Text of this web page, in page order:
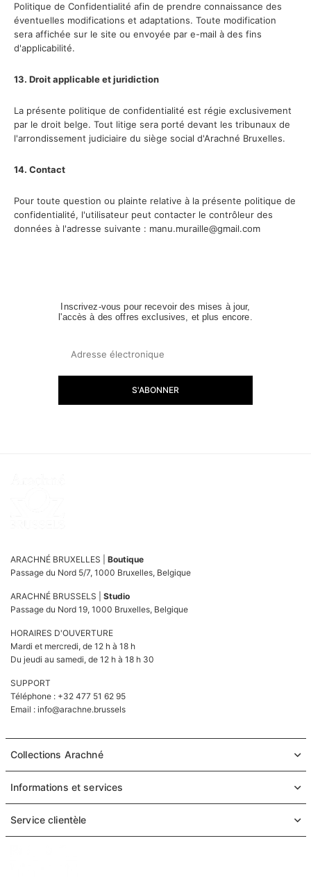
Politique de Confidentialité afin de prendre connaissance des
éventuelles modifications et adaptations. Toute modification
sera affichée sur le site ou envoyée par e-mail à des fins
d'applicabilité.
13. Droit applicable et juridiction
La présente politique de confidentialité est régie exclusivement
par le droit belge. Tout litige sera porté devant les tribunaux de
l'arrondissement judiciaire du siège social d'Arachné Bruxelles.
14. Contact
Pour toute question ou plainte relative à la présente politique de
confidentialité, l'utilisateur peut contacter le contrôleur des
données à l'adresse suivante : manu.muraille@gmail.com
Inscrivez-vous pour recevoir des mises à jour,
l'accès à des offres exclusives, et plus encore.
S'ABONNER
ARACHNÉ BRUXELLES | Boutique
Passage du Nord 5/7, 1000 Bruxelles, Belgique
ARACHNÉ BRUSSELS | Studio
Passage du Nord 19, 1000 Bruxelles, Belgique
HORAIRES D'OUVERTURE
Mardi et mercredi, de 12 h à 18 h
Du jeudi au samedi, de 12 h à 18 h 30
SUPPORT
Téléphone : +32 477 51 62 95
Email : info@arachne.brussels
Collections Arachné
Informations et services
Service clientèle